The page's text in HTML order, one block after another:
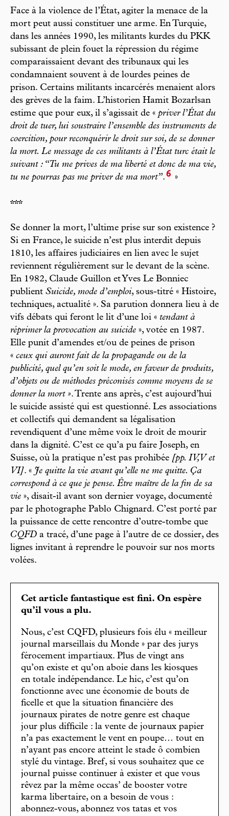
Face à la violence de l’État, agiter la menace de la
mort peut aussi constituer une arme. En Turquie,
dans les années 1990, les militants kurdes du PKK
subissant de plein fouet la répression du régime
comparaissaient devant des tribunaux qui les
condamnaient souvent à de lourdes peines de
prison. Certains militants incarcérés menaient alors
des grèves de la faim. L’historien Hamit Bozarlsan
estime que pour eux, il s’agissait de « priver l’État du
droit de tuer, lui soustraire l’ensemble des instruments de
coercition, pour reconquérir le droit sur soi, de se donner
la mort. Le message de ces militants à l’État turc était le
suivant : “Tu me prives de ma liberté et donc de ma vie,
tu ne pourras pas me priver de ma mort”.6 »
***
Se donner la mort, l’ultime prise sur son existence ?
Si en France, le suicide n’est plus interdit depuis
1810, les affaires judiciaires en lien avec le sujet
reviennent régulièrement sur le devant de la scène.
En 1982, Claude Guillon et Yves Le Bonniec
publient Suicide, mode d’emploi, sous-titré « Histoire,
techniques, actualité ». Sa parution donnera lieu à de
vifs débats qui feront le lit d’une loi « tendant à
réprimer la provocation au suicide », votée en 1987.
Elle punit d’amendes et/ou de peines de prison
« ceux qui auront fait de la propagande ou de la
publicité, quel qu’en soit le mode, en faveur de produits,
d’objets ou de méthodes préconisés comme moyens de se
donner la mort ». Trente ans après, c’est aujourd’hui
le suicide assisté qui est questionné. Les associations
et collectifs qui demandent sa légalisation
revendiquent d’une même voix le droit de mourir
dans la dignité. C’est ce qu’a pu faire Joseph, en
Suisse, où la pratique n’est pas prohibée [pp. IV, V et
VI]. « Je quitte la vie avant qu’elle ne me quitte. Ça
correspond à ce que je pense. Être maître de la fin de sa
vie », disait-il avant son dernier voyage, documenté
par le photographe Pablo Chignard. C’est porté par
la puissance de cette rencontre d’outre-tombe que
CQFD a tracé, d’une page à l’autre de ce dossier, des
lignes invitant à reprendre le pouvoir sur nos morts
volées.
Cet article fantastique est fini. On espère
qu’il vous a plu.
Nous, c’est CQFD, plusieurs fois élu « meilleur
journal marseillais du Monde » par des jurys
férocement impartiaux. Plus de vingt ans
qu’on existe et qu’on aboie dans les kiosques
en totale indépendance. Le hic, c’est qu’on
fonctionne avec une économie de bouts de
ficelle et que la situation financière des
journaux pirates de notre genre est chaque
jour plus difficile : la vente de journaux papier
n’a pas exactement le vent en poupe… tout en
n’ayant pas encore atteint le stade ô combien
stylé du vintage. Bref, si vous souhaitez que ce
journal puisse continuer à exister et que vous
rêvez par la même occas’ de booster votre
karma libertaire, on a besoin de vous :
abonnez-vous, abonnez vos tatas et vos